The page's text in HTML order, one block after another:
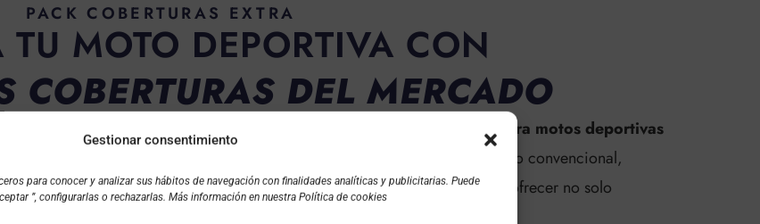
Gestionar consentimiento
para conocer y analizar sus hábitos de navegación con finalidades analíticas y publicitarias. Puede
”, configurarlas o rechazarlas. Más información en nuestra Política de cookies
PACK COBERTURAS EXTRA
TU MOTO DEPORTIVA CON
COBERTURAS DEL MERCADO
eventualidad mientras disfrutas de tu moto deportiva, el
seguro para motos deportivas
con Tim Yaya, hemos diseñado un seguro que va más allá de lo convencional,
adicionales de forma gratuita. Esta alianza estratégica nos permite ofrecer no solo
motos deportivas.